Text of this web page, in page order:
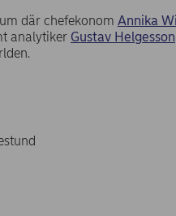
där chefekonom Annika
analytiker Gustav Helgesson